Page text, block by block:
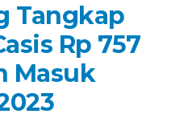
Tangkap
Rp 757
Masuk